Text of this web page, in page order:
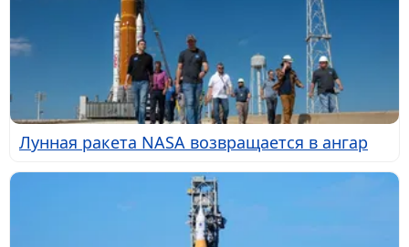
Лунная ракета NASA возвращается в ангар